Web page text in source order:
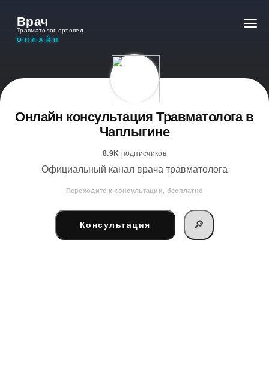
Врач
Травматолог-ортопед
ОНЛАЙН
Онлайн консультация Травматолога в
Чаплыгине
8.9K подписчиков
Официальный канал врача травматолога
Переходите к консультации, бесплатно
Консультация 🔎